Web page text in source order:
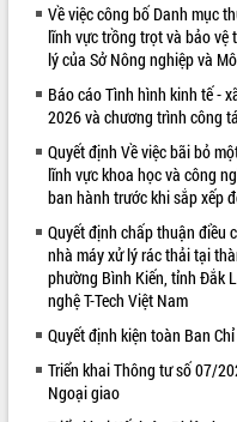
VIDEO
Loading the player...
Trailer Lễ hội Sầu riêng Đắk Lắk
2026
Khám bệnh, cấp phát thuốc miễn phí
và tặng quà người dân xã Cư Pui
Hội nghị UBND tỉnh Đắk Lắk
tháng 7/2026
Lễ truy tặng danh hiệu “Bà Mẹ Việt
Nam Anh hùng” và trao Huân
Lao động
UBND tỉnh Đắk Lắk triển khai nhiệm
ALBUM ẢNH
Về việc công bố Danh mục
lĩnh vực trồng trọt và bảo vệ
lý của Sở Nông nghiệp và
Báo cáo Tình hình kinh tế -
2026 và chương trình công
Quyết định Về việc bãi bỏ
lĩnh vực khoa học và công
ban hành trước khi sắp xếp
Quyết định chấp thuận điều
nhà máy xử lý rác thải tại
phường Bình Kiến, tỉnh Đắk
nghệ T-Tech Việt Nam
Quyết định kiện toàn Ban
Triển khai Thông tư số 07/
Ngoại giao